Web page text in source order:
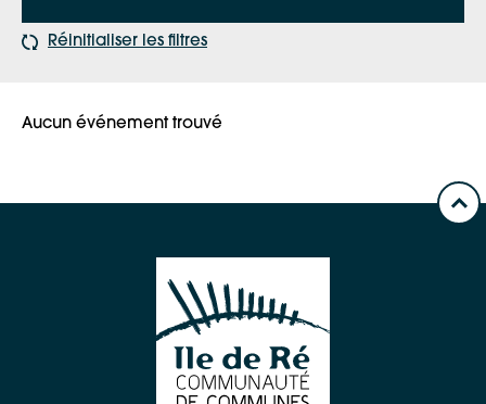
Réinitialiser les filtres
Aucun événement trouvé
Google Maps
Apple Plans